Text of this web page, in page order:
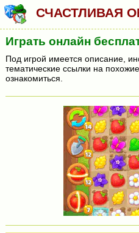
СЧАСТЛИВАЯ
Играть онлайн
Под игрой имеется описание,
тематические ссылки на
ознакомиться.